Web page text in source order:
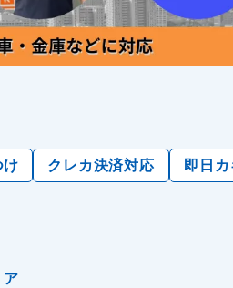
け クレカ決済対応 即日
ア